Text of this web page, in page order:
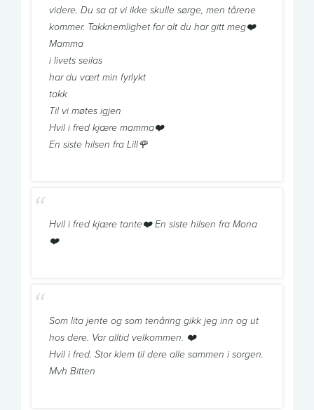
videre. Du sa at vi ikke skulle sørge, men tårene
kommer. Takknemlighet for alt du har gitt meg❤️
Mamma
i livets seilas
har du vært min fyrlykt
takk
Til vi møtes igjen
Hvil i fred kjære mamma❤️
En siste hilsen fra Lill🌹
Hvil i fred kjære tante❤️ En siste hilsen fra Mona
❤️
Som lita jente og som tenåring gikk jeg inn og ut
hos dere. Var alltid velkommen. ❤️
Hvil i fred. Stor klem til dere alle sammen i sorgen.
Mvh Bitten